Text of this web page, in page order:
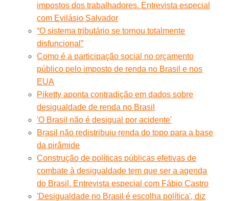
impostos dos trabalhadores. Entrevista especial
com Evilásio Salvador
“O sistema tributário se tornou totalmente
disfuncional”
Como é a participação social no orçamento
público pelo imposto de renda no Brasil e nos
EUA
Piketty aponta contradição em dados sobre
desigualdade de renda no Brasil
'O Brasil não é desigual por acidente'
Brasil não redistribuiu renda do topo para a base
da pirâmide
Construção de políticas públicas efetivas de
combate à desigualdade tem que ser a agenda
do Brasil. Entrevista especial com Fábio Castro
'Desigualdade no Brasil é escolha política', diz